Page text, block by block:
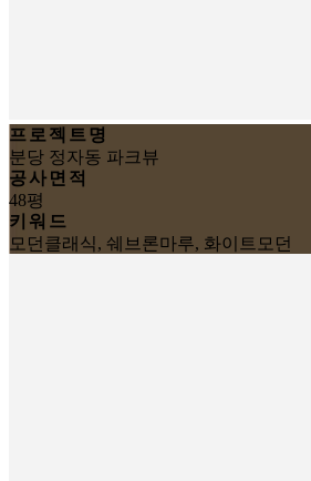
프로젝트명
분당 정자동 파크뷰
공사면적
48평
키워드
모던클래식, 쉐브론마루, 화이트모던